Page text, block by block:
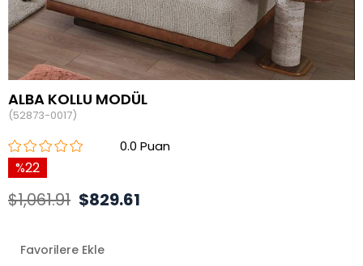
ALBA KOLLU MODÜL
(52873-0017)
0.0
22
$1,061.91 $829.61
Favorilere Ekle